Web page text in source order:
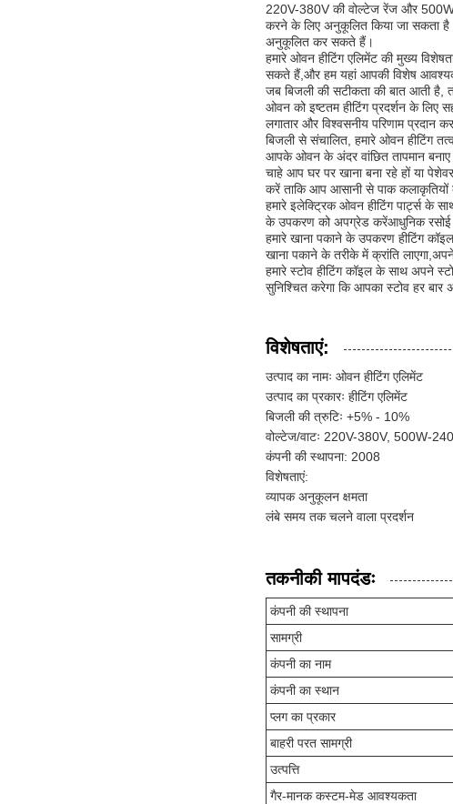
220V-380V की वोल्टेज रेंज और 500W
करने के लिए अनुकूलित किया जा सकता
अनुकूलित कर सकते हैं।
हमारे ओवन हीटिंग एलिमेंट की मुख्य
सकते हैं,और हम यहां आपकी विशेष
जब बिजली की सटीकता की बात आती है,
ओवन को इष्टतम हीटिंग प्रदर्शन के लिए
लगातार और विश्वसनीय परिणाम प्रदान
बिजली से संचालित, हमारे ओवन हीटिंग
आपके ओवन के अंदर वांछित तापमान बनाए
चाहे आप घर पर खाना बना रहे हों या
करें ताकि आप आसानी से पाक
हमारे इलेक्ट्रिक ओवन हीटिंग पार्ट्स के
के उपकरण को अपग्रेड करेंआधुनिक रसोई
हमारे खाना पकाने के उपकरण हीटिंग
खाना पकाने के तरीके में क्रांति
हमारे स्टोव हीटिंग कॉइल के साथ अपने
सुनिश्चित करेगा कि आपका स्टोव हर बार
विशेषताएं:
उत्पाद का नामः ओवन हीटिंग एलिमेंट
उत्पाद का प्रकारः हीटिंग एलिमेंट
बिजली की त्रुटिः +5% - 10%
वोल्टेज/वाटः 220V-380V, 500W-
कंपनी की स्थापना: 2008
विशेषताएं:
व्यापक अनुकूलन क्षमता
लंबे समय तक चलने वाला प्रदर्शन
तकनीकी मापदंडः
कंपनी की स्थापना
सामग्री
कंपनी का नाम
कंपनी का स्थान
प्लग का प्रकार
बाहरी परत सामग्री
उत्पत्ति
गैर-मानक कस्टम-मेड आवश्यकता